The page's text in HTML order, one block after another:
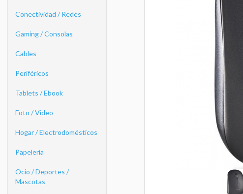
Conectividad / Redes
Gaming / Consolas
Cables
Periféricos
Tablets / Ebook
Foto / Video
Hogar / Electrodomésticos
Papelería
Ocio / Deportes /
Mascotas